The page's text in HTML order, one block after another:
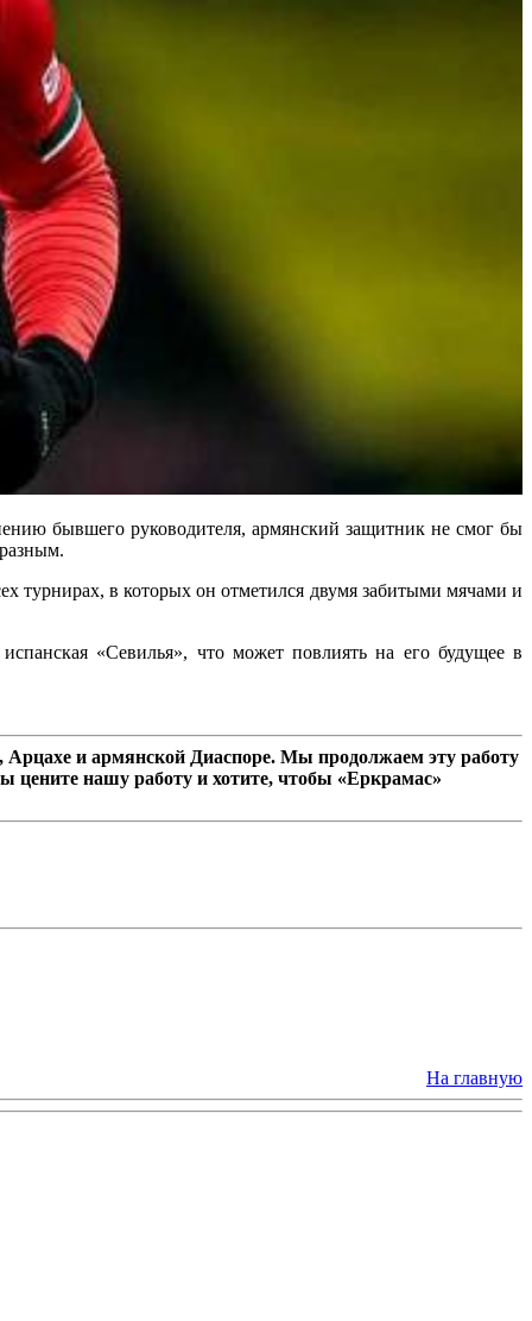
бывшего руководителя, армянский защитник не смог бы
турнирах, в которых он отметился двумя забитыми мячами и
«Севилья», что может повлиять на его будущее в
и армянской Диаспоре. Мы продолжаем эту работу
цените нашу работу и хотите, чтобы «Еркрамас»
На главную